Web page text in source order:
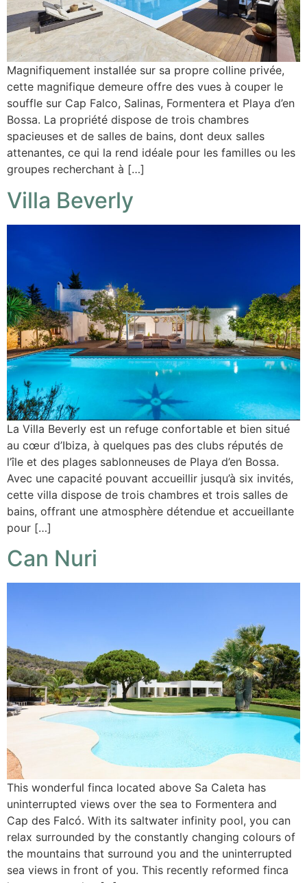
Magnifiquement installée sur sa propre colline privée,
cette magnifique demeure offre des vues à couper le
souffle sur Cap Falco, Salinas, Formentera et Playa d’en
Bossa. La propriété dispose de trois chambres
spacieuses et de salles de bains, dont deux salles
attenantes, ce qui la rend idéale pour les familles ou les
groupes recherchant à […]
Villa Beverly
La Villa Beverly est un refuge confortable et bien situé
au cœur d’Ibiza, à quelques pas des clubs réputés de
l’île et des plages sablonneuses de Playa d’en Bossa.
Avec une capacité pouvant accueillir jusqu’à six invités,
cette villa dispose de trois chambres et trois salles de
bains, offrant une atmosphère détendue et accueillante
pour […]
Can Nuri
This wonderful finca located above Sa Caleta has
uninterrupted views over the sea to Formentera and
Cap des Falcó. With its saltwater infinity pool, you can
relax surrounded by the constantly changing colours of
the mountains that surround you and the uninterrupted
sea views in front of you. This recently reformed finca